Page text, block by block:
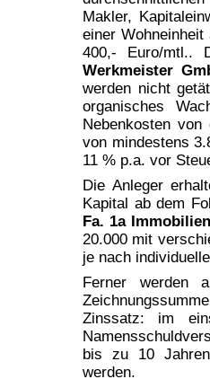
Makler,
einer
400,- Euro/mtl..
Werkmeister
werden nicht
organisches
Nebenkosten
von mindestens
11 % p.a. vor
Die Anleger
Kapital ab dem
Fa. 1a
20.000 mit
je nach
Ferner werden
Zinssatz: im
bis zu 10
werden.